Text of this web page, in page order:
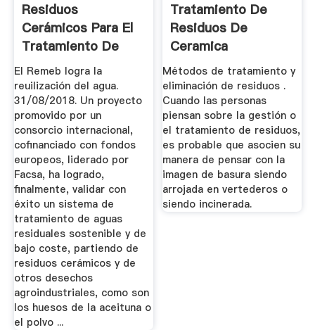
Residuos
Cerámicos Para El
Tratamiento De
Aguas Residuales ...
El Remeb logra la
reuilización del agua.
31/08/2018. Un proyecto
promovido por un
consorcio internacional,
cofinanciado con fondos
europeos, liderado por
Facsa, ha logrado,
finalmente, validar con
éxito un sistema de
tratamiento de aguas
residuales sostenible y de
bajo coste, partiendo de
residuos cerámicos y de
otros desechos
agroindustriales, como son
los huesos de la aceituna o
el polvo ...
Tratamiento De
Residuos De
Ceramica
Métodos de tratamiento y
eliminación de residuos .
Cuando las personas
piensan sobre la gestión o
el tratamiento de residuos,
es probable que asocien su
manera de pensar con la
imagen de basura siendo
arrojada en vertederos o
siendo incinerada.